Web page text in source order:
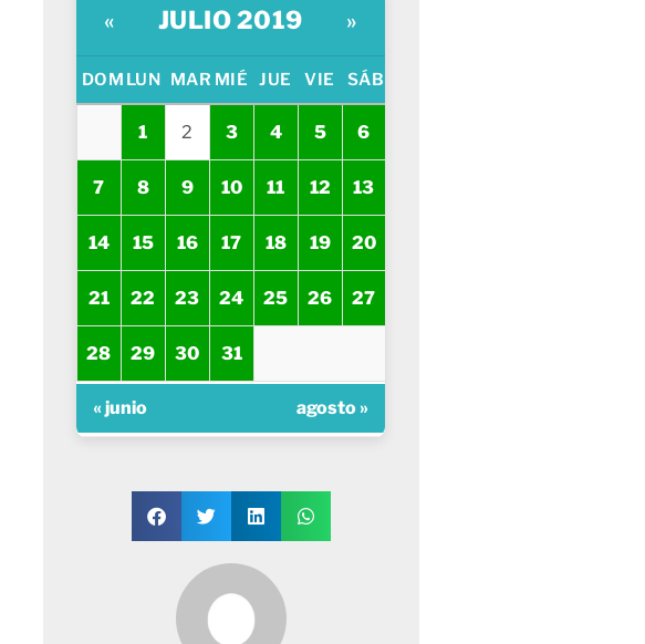
« JULIO 2019 »
DOM LUN MAR MIÉ JUE VIE SÁB
1 2 3 4 5 6
7 8 9 10 11 12 13
14 15 16 17 18 19 20
21 22 23 24 25 26 27
28 29 30 31
« junio agosto »